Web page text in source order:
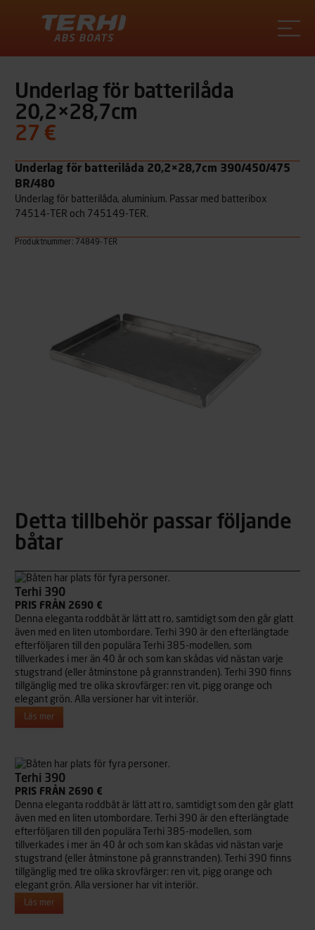
Underlag för batterilåda
20,2×28,7cm
27 €
Underlag för batterilåda 20,2×28,7cm 390/450/475
BR/480
Underlag för batterilåda, aluminium. Passar med batteribox
74514-TER och 745149-TER.
Produktnummer: 74849-TER
Detta tillbehör passar följande
båtar
Terhi 390
PRIS FRÅN 2690 €
Denna eleganta roddbåt är lätt att ro, samtidigt som den går glatt
även med en liten utombordare. Terhi 390 är den efterlängtade
efterföljaren till den populära Terhi 385-modellen, som
tillverkades i mer än 40 år och som kan skådas vid nästan varje
stugstrand (eller åtminstone på grannstranden). Terhi 390 finns
tillgänglig med tre olika skrovfärger: ren vit, pigg orange och
elegant grön. Alla versioner har vit interiör.
Läs mer
Terhi 390
PRIS FRÅN 2690 €
Denna eleganta roddbåt är lätt att ro, samtidigt som den går glatt
även med en liten utombordare. Terhi 390 är den efterlängtade
efterföljaren till den populära Terhi 385-modellen, som
tillverkades i mer än 40 år och som kan skådas vid nästan varje
stugstrand (eller åtminstone på grannstranden). Terhi 390 finns
tillgänglig med tre olika skrovfärger: ren vit, pigg orange och
elegant grön. Alla versioner har vit interiör.
Läs mer